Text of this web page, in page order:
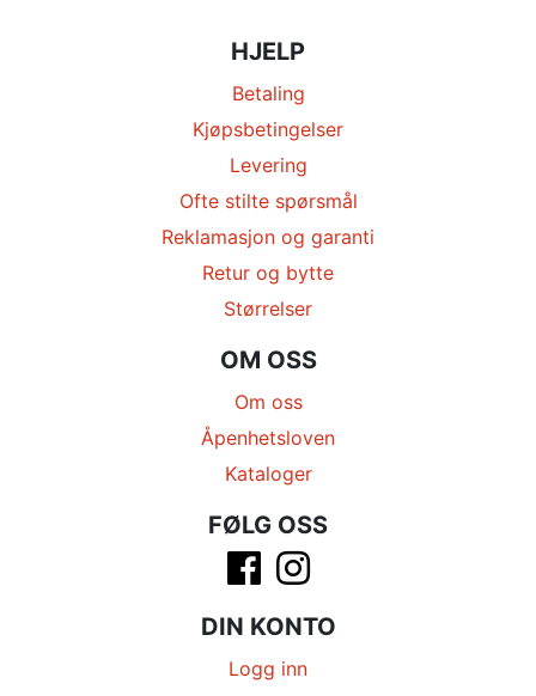
HJELP
Betaling
Kjøpsbetingelser
Levering
Ofte stilte spørsmål
Reklamasjon og garanti
Retur og bytte
Størrelser
OM OSS
Om oss
Åpenhetsloven
Kataloger
FØLG OSS
DIN KONTO
Logg inn